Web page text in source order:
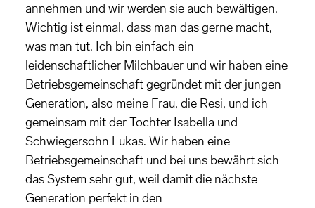
annehmen und wir werden sie auch bewältigen.
Wichtig ist einmal, dass man das gerne macht,
was man tut. Ich bin einfach ein
leidenschaftlicher Milchbauer und wir haben eine
Betriebsgemeinschaft gegründet mit der jungen
Generation, also meine Frau, die Resi, und ich
gemeinsam mit der Tochter Isabella und
Schwiegersohn Lukas. Wir haben eine
Betriebsgemeinschaft und bei uns bewährt sich
das System sehr gut, weil damit die nächste
Generation perfekt in den